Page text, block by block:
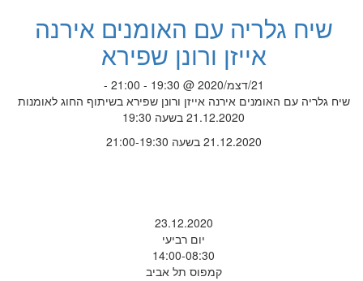
שיח גלריה עם האומנים אירנה
אייזן ורונן שפירא
21/דצמ/2020 @ 19:30 - 21:00 -
שיח גלריה עם האומנים אירנה אייזן ורונן שפירא בשיתוף החוג לאומנות
21.12.2020 בשעה 19:30
21.12.2020 בשעה 21:00-19:30
23.12.2020
יום רביעי
14:00-08:30
קמפוס תל אביב